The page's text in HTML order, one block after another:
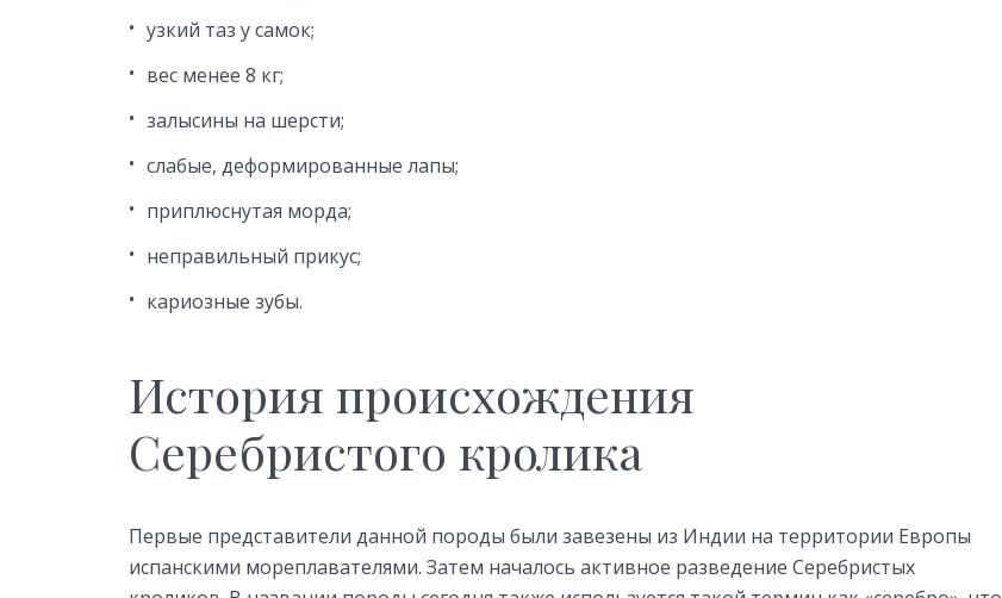
узкий таз у самок;
вес менее 8 кг;
залысины на шерсти;
слабые, деформированные лапы;
приплюснутая морда;
неправильный прикус;
кариозные зубы.
История происхождения
Серебристого кролика
Первые представители данной породы были завезены из Индии на территории Европы
испанскими мореплавателями. Затем началось активное разведение Серебристых